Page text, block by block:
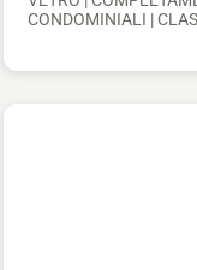
CONDOMINIALI |